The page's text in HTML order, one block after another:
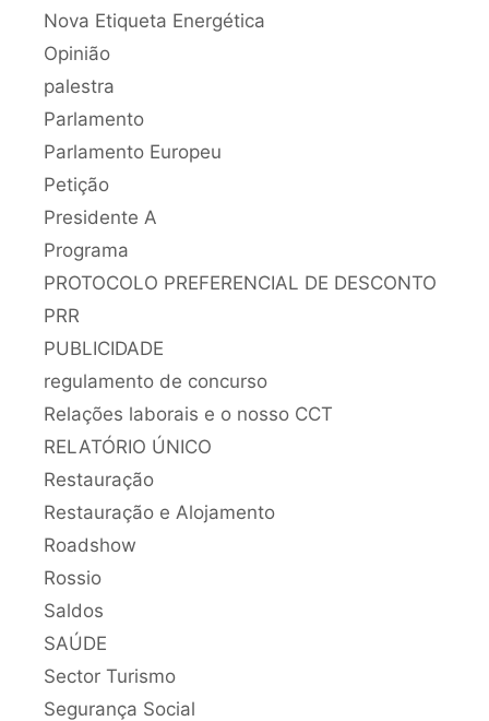
Nova Etiqueta Energética
Opinião
palestra
Parlamento
Parlamento Europeu
Petição
Presidente A
Programa
PROTOCOLO PREFERENCIAL DE DESCONTO
PRR
PUBLICIDADE
regulamento de concurso
Relações laborais e o nosso CCT
RELATÓRIO ÚNICO
Restauração
Restauração e Alojamento
Roadshow
Rossio
Saldos
SAÚDE
Sector Turismo
Segurança Social